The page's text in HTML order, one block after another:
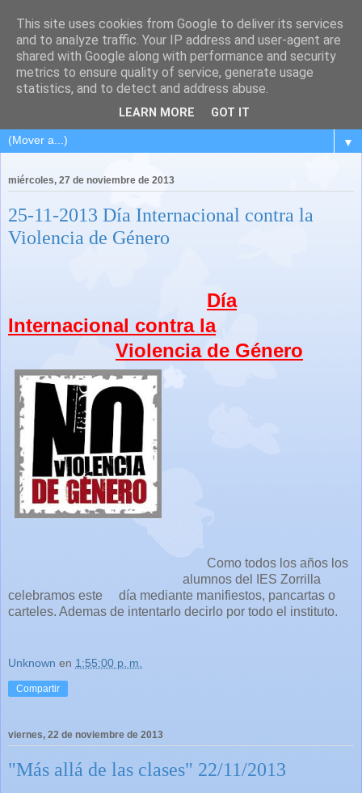
▼
miércoles, 27 de noviembre de 2013
25-11-2013 Día Internacional contra la
Violencia de Género
Día
Internacional contra la
Violencia de Género
Como todos los años los
alumnos del IES Zorrilla
celebramos este día mediante manifiestos, pancartas o
carteles. Ademas de intentarlo decirlo por todo el instituto.
Unknown en 1:55:00 p. m.
Compartir
viernes, 22 de noviembre de 2013
"Más allá de las clases" 22/11/2013
This site uses cookies from Google to deliver its services
and to analyze traffic. Your IP address and user-agent are
shared with Google along with performance and security
metrics to ensure quality of service, generate usage
statistics, and to detect and address abuse.
LEARN MORE GOT IT